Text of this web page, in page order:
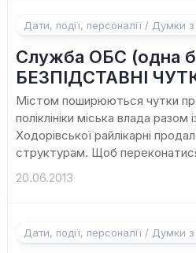
Дати, події, персоналії / Думки
Служба ОБС (одна
БЕЗПІДСТАВНІ
Містом поширюються чутки
поліклініки міська влада разом
Ходорівської райлікарні
структурам. Щоб
20.06.2013
Дати, події, персоналії / Думки